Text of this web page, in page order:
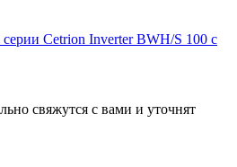
Cetrion Inverter BWH/S 100 с
свяжутся с вами и уточнят